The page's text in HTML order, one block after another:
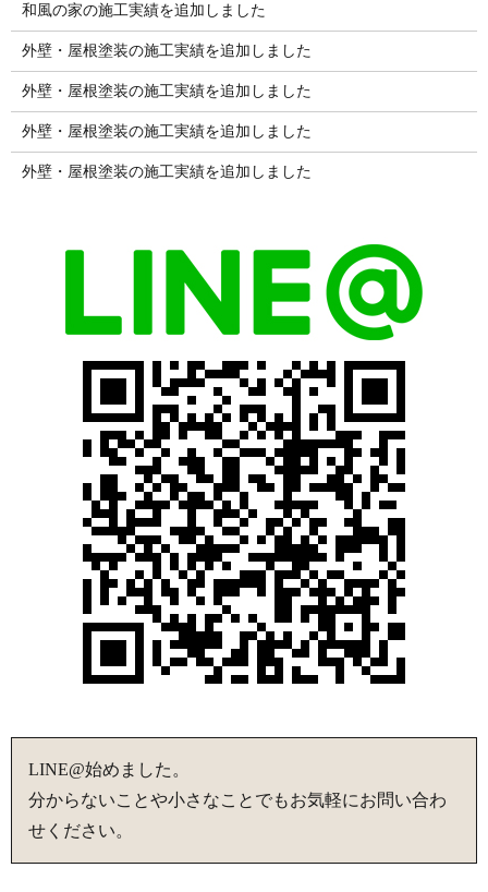
和風の家の施工実績を追加しました
外壁・屋根塗装の施工実績を追加しました
外壁・屋根塗装の施工実績を追加しました
外壁・屋根塗装の施工実績を追加しました
外壁・屋根塗装の施工実績を追加しました
LINE@始めました。
分からないことや小さなことでもお気軽にお問い合わ
せください。